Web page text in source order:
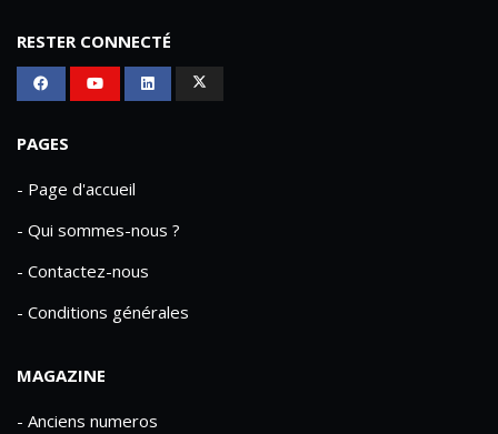
RESTER CONNECTÉ
PAGES
- Page d'accueil
- Qui sommes-nous ?
- Contactez-nous
- Conditions générales
MAGAZINE
- Anciens numeros